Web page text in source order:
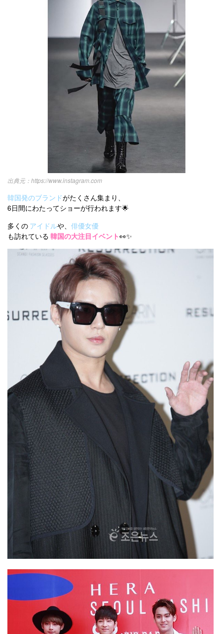
https://www.instagram.com
韓国発のブランドがたくさん集まり、
6日間にわたってショーが行われます🌟
多くの アイドルや、 俳優女優
も訪れている 韓国の大注目イベント👀✨